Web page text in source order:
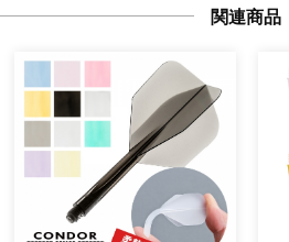
関連商品